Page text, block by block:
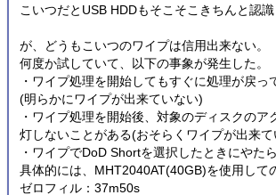
こいつだとUSB HDDもそこそこきちんと認識
が、どうもこいつのワイプは信用出来ない。
何度か試していて、以下の事象が発生した。
・ワイプ処理を開始してもすぐに処理が戻っ
(明らかにワイプが出来ていない)
・ワイプ処理を開始後、対象のディスクのア
灯しないことがある(おそらくワイプが出来て
・ワイプでDoD Shortを選択したときにやたら
具体的には、MHT2040AT(40GB)を使用して
ゼロフィル：37m50s